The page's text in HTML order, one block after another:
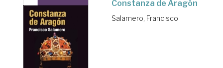
Constanza de Aragón
Salamero, Francisco